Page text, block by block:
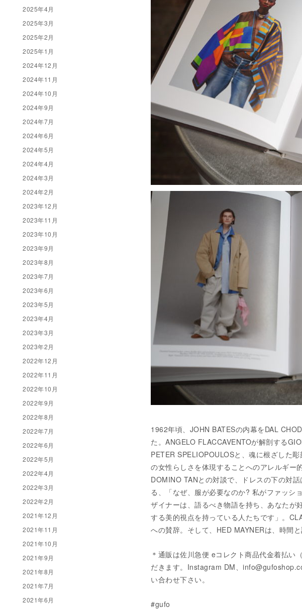
1962年頃、JOHN BATESの内幕をDAL
た。ANGELO FLACCAVENTOが解剖する
PETER SPELIOPOULOSと、魂に根ざした
の女性らしさを体現することへのアレルギー
DOMINO TANとの対談で、ドレスの下の対
る、「なぜ、服が必要なのか? 私がファッシ
ザイナーは、語るべき物語を持ち、あなたが
する美的視点を持っている人たちです」。
への賛辞。そして、HED MAYNERは、時間
＊通販は佐川急便 eコレクト商品代金着払い
だきます。Instagram DM、
い合わせ下さい。
#gufo
2025年4月
2025年3月
2025年2月
2025年1月
2024年12月
2024年11月
2024年10月
2024年9月
2024年7月
2024年6月
2024年5月
2024年4月
2024年3月
2024年2月
2023年12月
2023年11月
2023年10月
2023年9月
2023年8月
2023年7月
2023年6月
2023年5月
2023年4月
2023年3月
2023年2月
2022年12月
2022年11月
2022年10月
2022年9月
2022年8月
2022年7月
2022年6月
2022年5月
2022年4月
2022年3月
2022年2月
2021年12月
2021年11月
2021年10月
2021年9月
2021年8月
2021年7月
2021年6月